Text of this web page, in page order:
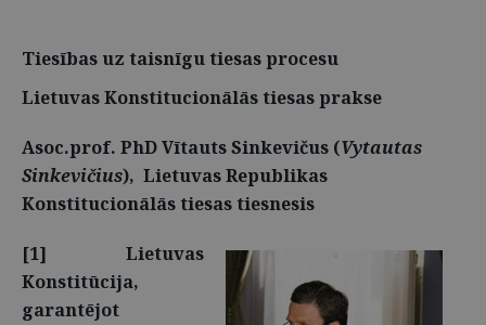
Tiesības uz taisnīgu tiesas procesu
Lietuvas Konstitucionālās tiesas prakse
Asoc.prof. PhD Vītauts Sinkevičus (Vytautas
Sinkevičius), Lietuvas Republikas
Konstitucionālās tiesas tiesnesis
[1] Lietuvas
Konstitūcija,
garantējot